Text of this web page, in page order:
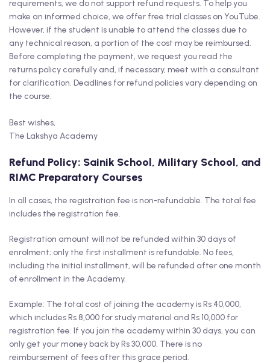
requirements, we do not support refund requests. To help you
make an informed choice, we offer free trial classes on YouTube.
However, if the student is unable to attend the classes due to
any technical reason, a portion of the cost may be reimbursed.
Before completing the payment, we request you read the
returns policy carefully and, if necessary, meet with a consultant
for clarification. Deadlines for refund policies vary depending on
the course.
Best wishes,
The Lakshya Academy
Refund Policy: Sainik School, Military School, and
RIMC Preparatory Courses
In all cases, the registration fee is non-refundable. The total fee
includes the registration fee.
Registration amount will not be refunded within 30 days of
enrolment; only the first installment is refundable. No fees,
including the initial installment, will be refunded after one month
of enrollment in the Academy.
Example: The total cost of joining the academy is Rs 40,000,
which includes Rs 8,000 for study material and Rs 10,000 for
registration fee. If you join the academy within 30 days, you can
only get your money back by Rs 30,000. There is no
reimbursement of fees after this grace period.